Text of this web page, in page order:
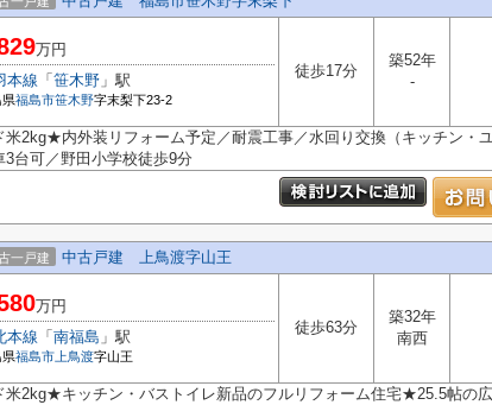
万円
本線 「 笹木野 」駅
県福島市笹木野字末梨下23-2
徒歩17分
築52年
-
2kg★内外装リフォーム予定／耐震工事／水回り交換（キッチン・
台可／野田小学校徒歩9分
一戸建 中古戸建 上鳥渡字山王
万円
本線 「 南福島 」駅
県福島市 上鳥渡字山王
徒歩63分
築32年
南西
2kg★キッチン・バストイレ新品のフルリフォーム住宅★25.5帖の